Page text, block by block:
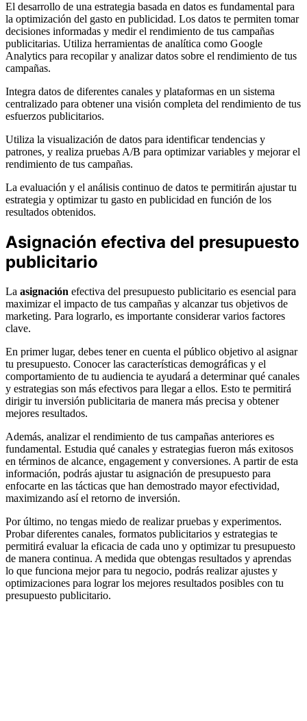
El desarrollo de una estrategia basada en datos es fundamental para
la optimización del gasto en publicidad. Los datos te permiten tomar
decisiones informadas y medir el rendimiento de tus campañas
publicitarias. Utiliza herramientas de analítica como Google
Analytics para recopilar y analizar datos sobre el rendimiento de tus
campañas.
Integra datos de diferentes canales y plataformas en un sistema
centralizado para obtener una visión completa del rendimiento de tus
esfuerzos publicitarios.
Utiliza la visualización de datos para identificar tendencias y
patrones, y realiza pruebas A/B para optimizar variables y mejorar el
rendimiento de tus campañas.
La evaluación y el análisis continuo de datos te permitirán ajustar tu
estrategia y optimizar tu gasto en publicidad en función de los
resultados obtenidos.
Asignación efectiva del presupuesto
publicitario
La asignación efectiva del presupuesto publicitario es esencial para
maximizar el impacto de tus campañas y alcanzar tus objetivos de
marketing. Para lograrlo, es importante considerar varios factores
clave.
En primer lugar, debes tener en cuenta el público objetivo al asignar
tu presupuesto. Conocer las características demográficas y el
comportamiento de tu audiencia te ayudará a determinar qué canales
y estrategias son más efectivos para llegar a ellos. Esto te permitirá
dirigir tu inversión publicitaria de manera más precisa y obtener
mejores resultados.
Además, analizar el rendimiento de tus campañas anteriores es
fundamental. Estudia qué canales y estrategias fueron más exitosos
en términos de alcance, engagement y conversiones. A partir de esta
información, podrás ajustar tu asignación de presupuesto para
enfocarte en las tácticas que han demostrado mayor efectividad,
maximizando así el retorno de inversión.
Por último, no tengas miedo de realizar pruebas y experimentos.
Probar diferentes canales, formatos publicitarios y estrategias te
permitirá evaluar la eficacia de cada uno y optimizar tu presupuesto
de manera continua. A medida que obtengas resultados y aprendas
lo que funciona mejor para tu negocio, podrás realizar ajustes y
optimizaciones para lograr los mejores resultados posibles con tu
presupuesto publicitario.